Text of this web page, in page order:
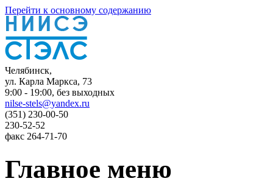
Перейти к основному содержанию
Челябинск,
ул. Карла Маркса, 73
9:00 - 19:00, без выходных
nilse-stels@yandex.ru
(351) 230-00-50
230-52-52
факс 264-71-70
Главное меню